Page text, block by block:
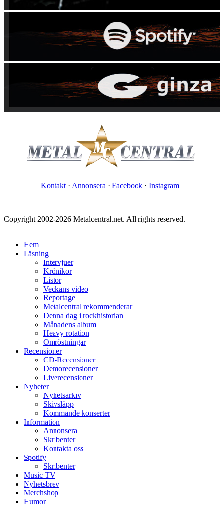
Kontakt · Annonsera · Facebook · Instagram
Copyright 2002-2026 Metalcentral.net. All rights reserved.
Hem
Läsning
Intervjuer
Krönikor
Listor
Veckans video
Reportage
Metalcentral rekommenderar
Denna dag i rockhistorian
Månadens album
Heavy rotation
Omröstningar
Recensioner
CD-Recensioner
Demorecensioner
Liverecensioner
Nyheter
Nyhetsarkiv
Skivsläpp
Kommande konserter
Information
Annonsera
Skribenter
Kontakta oss
Spotify
Skribenter
Music TV
Nyhetsbrev
Merchshop
Humor